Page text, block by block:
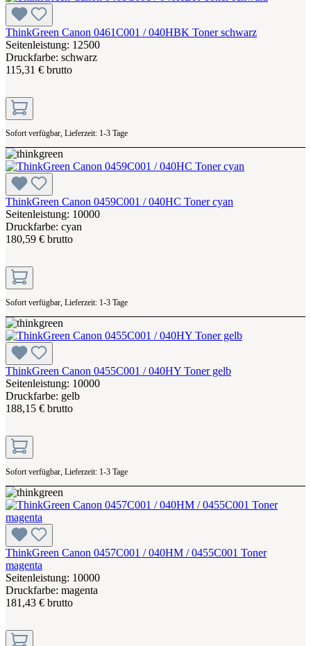
ThinkGreen Canon 0461C001 / 040HBK Toner schwarz
Seitenleistung: 12500
Druckfarbe: schwarz
115,31 € brutto
Sofort verfügbar, Lieferzeit: 1-3 Tage
ThinkGreen Canon 0459C001 / 040HC Toner cyan
Seitenleistung: 10000
Druckfarbe: cyan
180,59 € brutto
Sofort verfügbar, Lieferzeit: 1-3 Tage
ThinkGreen Canon 0455C001 / 040HY Toner gelb
Seitenleistung: 10000
Druckfarbe: gelb
188,15 € brutto
Sofort verfügbar, Lieferzeit: 1-3 Tage
ThinkGreen Canon 0457C001 / 040HM / 0455C001 Toner
magenta
Seitenleistung: 10000
Druckfarbe: magenta
181,43 € brutto